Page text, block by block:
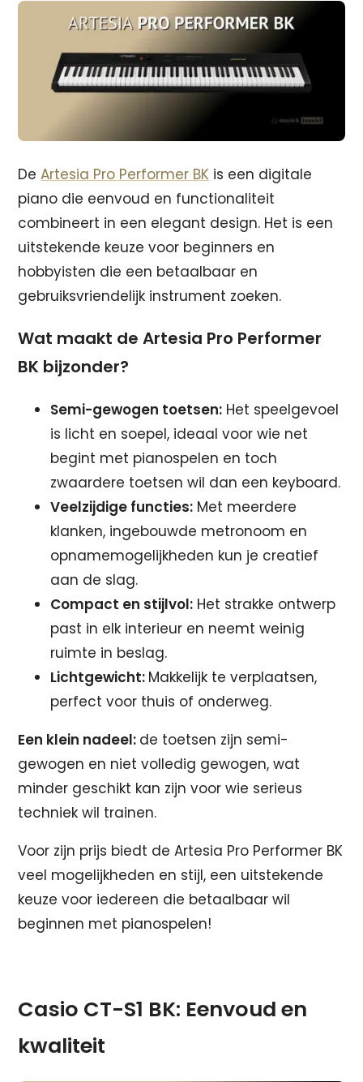
DeArtesia Pro Performer BK is een digitale
piano die eenvoud en functionaliteit
combineert in een elegant design. Het is een
uitstekende keuze voor beginners en
hobbyisten die een betaalbaar en
gebruiksvriendelijk instrument zoeken.
Wat maakt de Artesia Pro Performer
BK bijzonder?
Semi-gewogen toetsen: Het speelgevoel
is licht en soepel, ideaal voor wie net
begint met pianospelen en toch
zwaardere toetsen wil dan een keyboard.
Veelzijdige functies: Met meerdere
klanken, ingebouwde metronoom en
opnamemogelijkheden kun je creatief
aan de slag.
Compact en stijlvol: Het strakke ontwerp
past in elk interieur en neemt weinig
ruimte in beslag.
Lichtgewicht: Makkelijk te verplaatsen,
perfect voor thuis of onderweg.
Een klein nadeel: de toetsen zijn semi-
gewogen en niet volledig gewogen, wat
minder geschikt kan zijn voor wie serieus
techniek wil trainen.
Voor zijn prijs biedt de Artesia Pro Performer BK
veel mogelijkheden en stijl, een uitstekende
keuze voor iedereen die betaalbaar wil
beginnen met pianospelen!
Casio CT-S1 BK: Eenvoud en
kwaliteit